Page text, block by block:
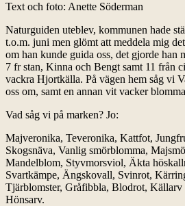
Text och foto: Anette Söderman
Naturguiden uteblev, kommunen hade
t.o.m. juni men glömt att meddela mig
om han kunde guida oss, det gjorde han
7 fr stan, Kinna och Bengt samt 11 från
vackra Hjortkälla. På vägen hem såg vi
oss om, samt en annan vit vacker
Vad såg vi på marken? Jo:
Majveronika, Teveronika, Kattfot,
Skogsnäva, Vanlig smörblomma,
Mandelblom, Styvmorsviol, Äkta
Svartkämpe, Ängskovall, Svinrot,
Tjärblomster, Gråfibbla, Blodrot, Källarv
Hönsarv.